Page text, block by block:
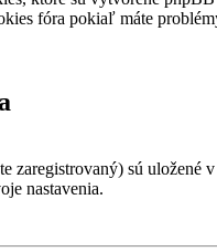
fóra pokiaľ máte
zaregistrovaný) sú
nastavenia.